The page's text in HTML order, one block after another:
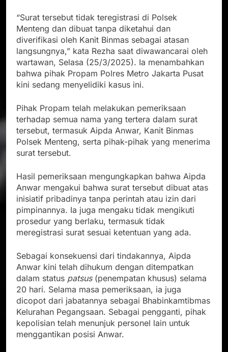
“Surat tersebut tidak teregistrasi di Polsek
Menteng dan dibuat tanpa diketahui dan
diverifikasi oleh Kanit Binmas sebagai atasan
langsungnya,” kata Rezha saat diwawancarai oleh
wartawan, Selasa (25/3/2025). Ia menambahkan
bahwa pihak Propam Polres Metro Jakarta Pusat
kini sedang menyelidiki kasus ini.
Pihak Propam telah melakukan pemeriksaan
terhadap semua nama yang tertera dalam surat
tersebut, termasuk Aipda Anwar, Kanit Binmas
Polsek Menteng, serta pihak-pihak yang menerima
surat tersebut.
Hasil pemeriksaan mengungkapkan bahwa Aipda
Anwar mengakui bahwa surat tersebut dibuat atas
inisiatif pribadinya tanpa perintah atau izin dari
pimpinannya. Ia juga mengaku tidak mengikuti
prosedur yang berlaku, termasuk tidak
meregistrasi surat sesuai ketentuan yang ada.
Sebagai konsekuensi dari tindakannya, Aipda
Anwar kini telah dihukum dengan ditempatkan
dalam status patsus(penempatan khusus) selama
20 hari. Selama masa pemeriksaan, ia juga
dicopot dari jabatannya sebagai Bhabinkamtibmas
Kelurahan Pegangsaan. Sebagai pengganti, pihak
kepolisian telah menunjuk personel lain untuk
menggantikan posisi Anwar.